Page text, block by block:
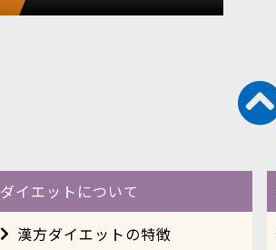
ダイエットについて
漢方ダイエットの特徴